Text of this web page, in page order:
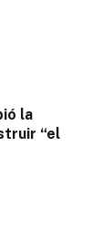
la
“el